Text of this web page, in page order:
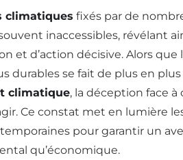
climatiques fixés par de
inaccessibles, révélant
et d’action décisive. Alors
durables se fait de plus en
climatique, la déception face
Ce constat met en lumière
pour garantir un
qu’économique.